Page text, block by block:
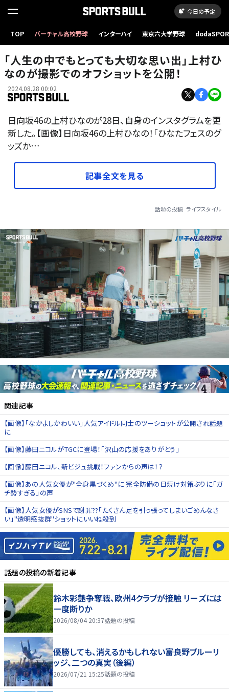
今日の予定
TOP バーチャル高校野球 インターハイ 東京六大学野球
「人生の中でもとっても大切な思い出」上村ひ
なのが撮影でのオフショットを公開！
2024.08.28 00:02
日向坂46の上村ひなのが28日、自身のインスタグラムを更
新した。【画像】日向坂46の上村ひなの！「ひなたフェスのグ
ッズか…
記事全文を見る
話題の投稿 ライフスタイル
関連記事
【画像】「なかよしかわいい」人気アイドル同士のツーショットが公開され話題
に
【画像】藤田ニコルがTGCに登場！「沢山の応援をありがとう」
【画像】藤田ニコル、新ビジュ挑戦！ファンからの声は！？
【画像】あの人気女優が"全身黒づくめ"に 完全防備の日焼け対策ぶりに「ガ
チ勢すぎる」の声
【画像】人気女優がSNSで謝罪??「たくさん足を引っ張ってしまいごめんなさ
い」"透明感抜群"ショットにいいね殺到
話題の投稿の新着記事
鈴木彩艶争奪戦、欧州4クラブが接触 リーズには
一度断りか
2026/08/04 20:37話題の投稿
優勝しても、消えるかもしれない――富良野ブルーリ
ッジ、二つの真実（後編）
2026/07/21 15:25話題の投稿